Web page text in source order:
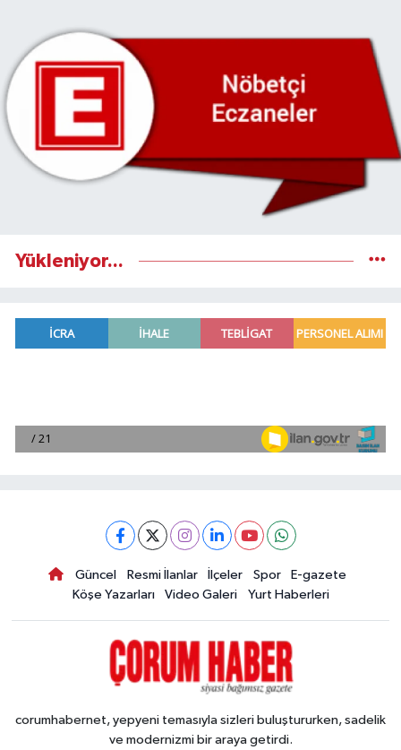
Yükleniyor...
Güncel Resmi İlanlar İlçeler Spor
E-gazete
Köşe Yazarları
Video Galeri Yurt Haberleri
corumhabernet, yepyeni temasıyla sizleri buluştururken, sadelik
ve modernizmi bir araya getirdi.